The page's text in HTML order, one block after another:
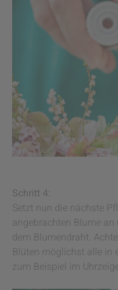
Schritt 4:
Setzt nun die nächste
angebrachten Blume
dem Blumendraht.
Blüten möglichst alle in
zum Beispiel im